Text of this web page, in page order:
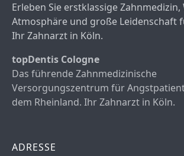
Erleben Sie erstklassige
Atmosphäre und große Leidenschaft
Ihr Zahnarzt in Köln.
topDentis Cologne
Das führende Zahnmedizinische
Versorgungszentrum für
dem Rheinland. Ihr Zahnarzt in Köln.
ADRESSE